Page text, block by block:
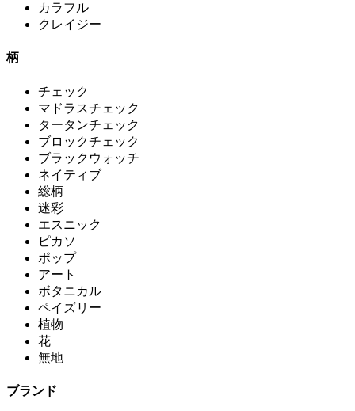
カラフル
クレイジー
柄
チェック
マドラスチェック
タータンチェック
ブロックチェック
ブラックウォッチ
ネイティブ
総柄
迷彩
エスニック
ピカソ
ポップ
アート
ボタニカル
ペイズリー
植物
花
無地
ブランド